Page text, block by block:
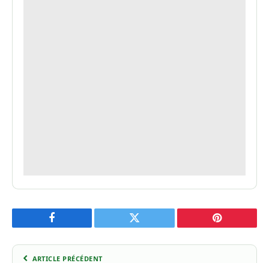
Facebook Twitter Pinterest
ARTICLE PRÉCÉDENT